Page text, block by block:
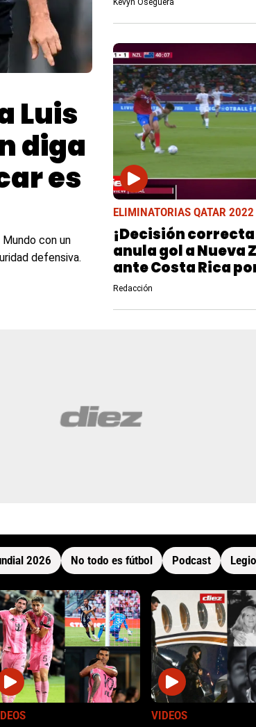
Luis
diga
es
con un
defensiva.
Kevyn Oseguera
ELIMINATORIAS QATAR 2022
¡Decisión correcta!
anula gol a Nueva
ante Costa Rica
sobre Duarte
Redacción
2026 No todo es fútbol Podcast
VIDEOS